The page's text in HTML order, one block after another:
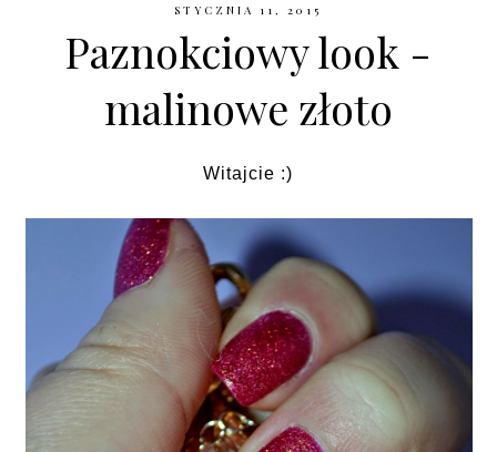
STYCZNIA 11, 2015
Paznokciowy look -
malinowe złoto
Witajcie :)